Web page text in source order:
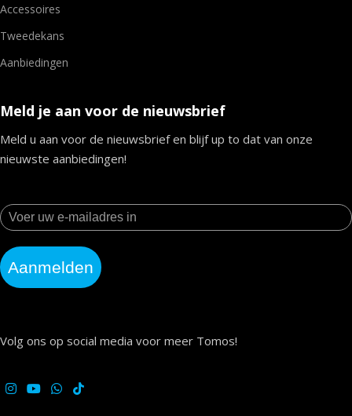
Accessoires
Tweedekans
Aanbiedingen
Meld je aan voor de nieuwsbrief
Meld u aan voor de nieuwsbrief en blijf up to dat van onze
nieuwste aanbiedingen!
Aanmelden
Volg ons op social media voor meer Tomos!